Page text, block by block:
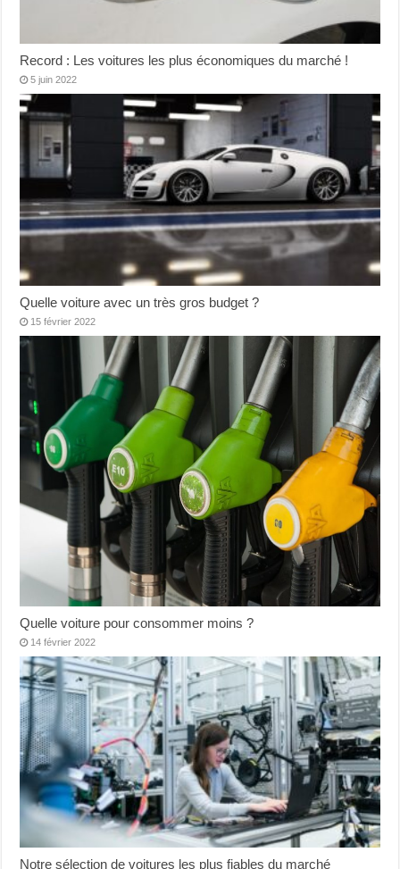
Record : Les voitures les plus économiques du marché !
5 juin 2022
Quelle voiture avec un très gros budget ?
15 février 2022
Quelle voiture pour consommer moins ?
14 février 2022
Notre sélection de voitures les plus fiables du marché